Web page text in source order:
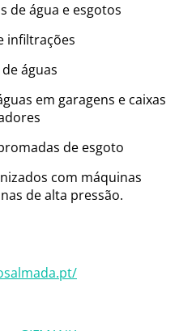
de água e esgotos
infiltrações
águas
em garagens e caixas
de esgoto
com máquinas
de alta pressão.